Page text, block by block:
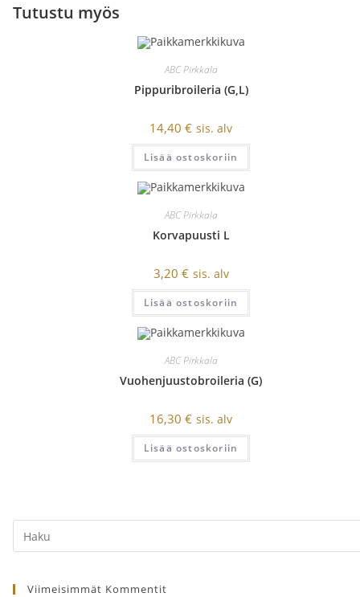
Tutustu myös
ABC Pirkkala
Pippuribroileria (G,L)
14,40€ sis. alv
Lisää ostoskoriin
ABC Pirkkala
Korvapuusti L
3,20 € sis. alv
Lisää ostoskoriin
ABC Pirkkala
Vuohenjuustobroileria (G)
16,30€ sis. alv
Lisää ostoskoriin
Search
this
Viimeisimmät Kommentit